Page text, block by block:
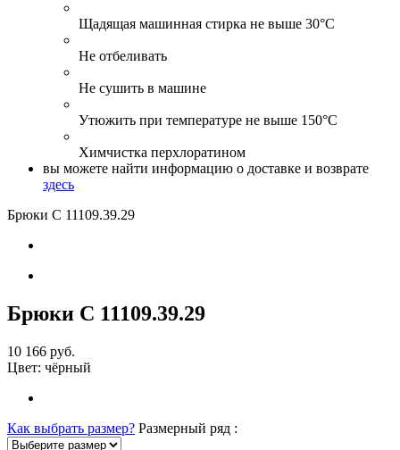
Щадящая машинная стирка не выше 30°С
Не отбеливать
Не сушить в машине
Утюжить при температуре не выше 150°С
Химчистка перхлоратином
вы можете найти информацию о доставке и возврате
здесь
Брюки С 11109.39.29
Брюки С 11109.39.29
10 166 руб.
Цвет: чёрный
Как выбрать размер? Размерный ряд :